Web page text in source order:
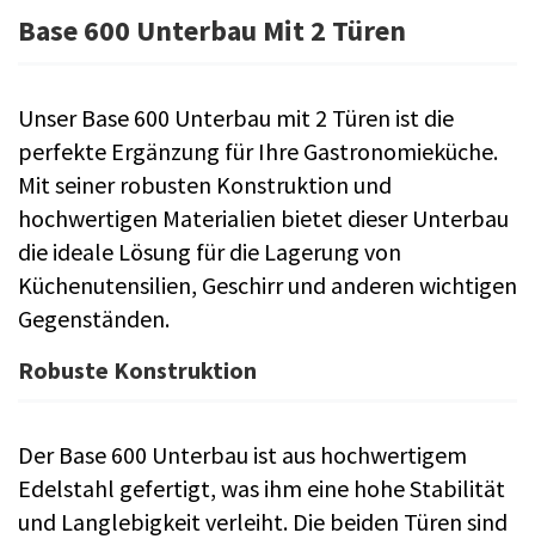
Base 600 Unterbau Mit 2 Türen
Unser Base 600 Unterbau mit 2 Türen ist die
perfekte Ergänzung für Ihre Gastronomieküche.
Mit seiner robusten Konstruktion und
hochwertigen Materialien bietet dieser Unterbau
die ideale Lösung für die Lagerung von
Küchenutensilien, Geschirr und anderen wichtigen
Gegenständen.
Robuste Konstruktion
Der Base 600 Unterbau ist aus hochwertigem
Edelstahl gefertigt, was ihm eine hohe Stabilität
und Langlebigkeit verleiht. Die beiden Türen sind